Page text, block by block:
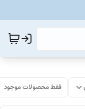
فقط محصولات موجود